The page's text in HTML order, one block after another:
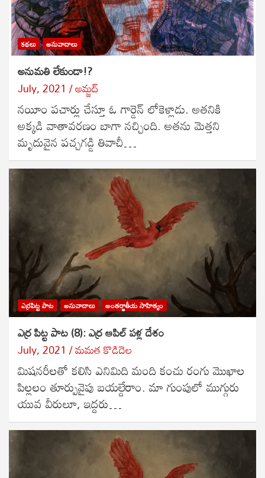
కథలు అనువాదాలు
అనుమతి లేకుండా!?
July, 2021 అమ్జద్
నయీం పచార్లు చేస్తూ ఓ గార్డెన్ లోకెళ్లాడు. అతనికి
అక్కడి వాతావరణం బాగా నచ్చింది. అతను మెత్తని
మృదువైన పచ్చగడ్డి తివాచీ…
ఎర్రపిట్ట పాట అనువాదాలు అంతర్జాతీయ సాహిత్యం
ఎర్ర పిట్ట పాట (8): ఎర్ర ఆపిల్ పళ్ల దేశం
July, 2021 మమత కొడిదెల
మిషనరీలతో కలిసి ఎనిమిది మంది కంచు రంగు మొఖాల
పిల్లలం తూర్పువైపు బయల్దేరాం. మా గుంపులో ముగ్గురు
యువ వీరులూ, ఇద్దరు…